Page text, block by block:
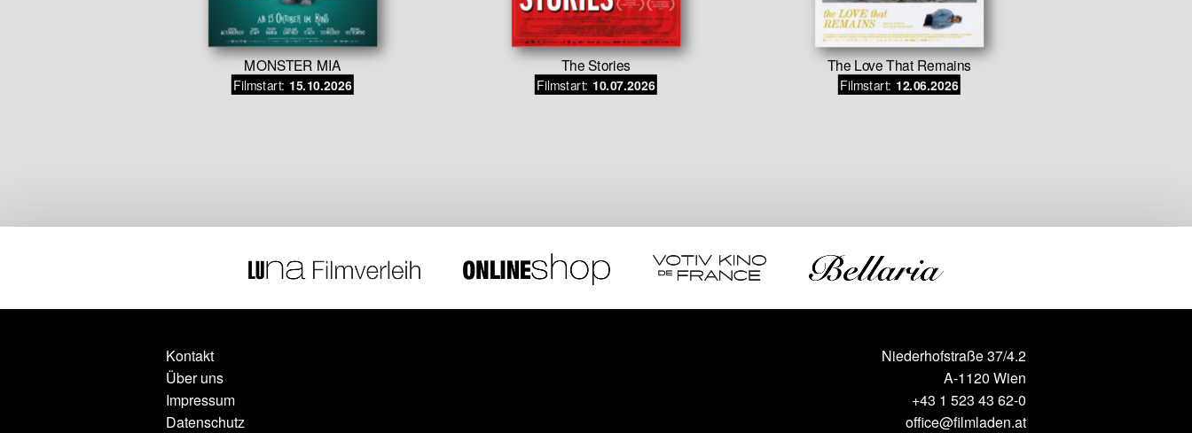
MONSTER MIA
Filmstart: 15.10.2026
The Stories
Filmstart: 10.07.2026
The Love That Remains
Filmstart: 12.06.2026
Kontakt
Über uns
Impressum
Datenschutz
Niederhofstraße 37/4.2
A-1120 Wien
+43 1 523 43 62-0
office@filmladen.at